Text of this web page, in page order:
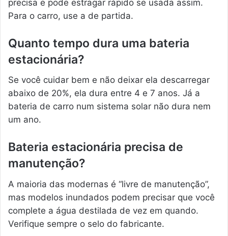
precisa e pode estragar rápido se usada assim.
Para o carro, use a de partida.
Quanto tempo dura uma bateria
estacionária?
Se você cuidar bem e não deixar ela descarregar
abaixo de 20%, ela dura entre 4 e 7 anos. Já a
bateria de carro num sistema solar não dura nem
um ano.
Bateria estacionária precisa de
manutenção?
A maioria das modernas é “livre de manutenção”,
mas modelos inundados podem precisar que você
complete a água destilada de vez em quando.
Verifique sempre o selo do fabricante.